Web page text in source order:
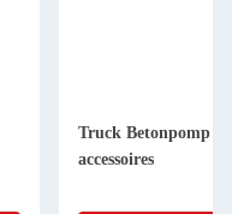
Truck Betonpomp
accessoires